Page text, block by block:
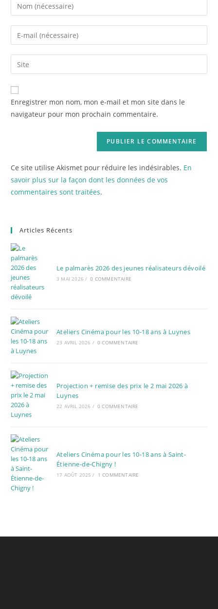
Enregistrer mon nom, mon e-mail et mon site dans le
navigateur pour mon prochain commentaire.
Ce site utilise Akismet pour réduire les indésirables. En
savoir plus sur la façon dont les données de vos
commentaires sont traitées.
Articles Récents
Le palmarès 2026 des jeunes réalisateurs dévoilé
3 MAI 2026 / 0 COMMENTAIRE
Ateliers Cinéma pour les 10-18 ans à Luynes
23 AVRIL 2026 / 0 COMMENTAIRE
Projection + remise des prix le 2 mai 2026 à
Luynes
22 AVRIL 2026 / 0 COMMENTAIRE
Ateliers Cinéma pour les 10-18 ans à Saint-
Étienne-de-Chigny !
17 AOÛT 2025 / 1 COMMENTAIRE